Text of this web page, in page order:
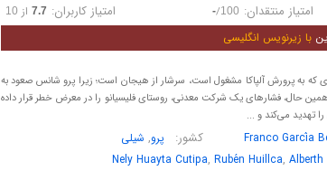
امتیاز منتقدان: -/100 امتیاز کاربران: 7.7 از 10
با زیرنویس انگلیسی
پسر 8 ساله‌ای که به پرورش آلپاکا مشغول است، سرشار از هیجان است؛ زیرا پرو شانس صعود به
حال، فشارهای یک شرکت معدنی، روستای فلیسیانو را در معرض خطر قرار داده
تهدید می‌کند و ...
Franco García کشور: پرو, شیلی
Nely Huayta Cutipa, Rubén Huillca, Alberth